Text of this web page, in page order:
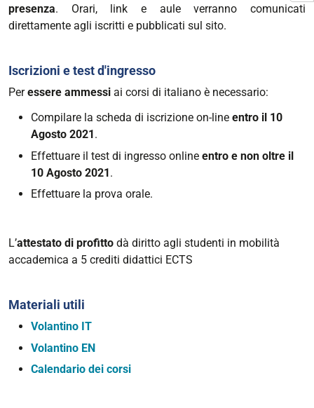
presenza. Orari, link e aule verranno comunicati
direttamente agli iscritti e pubblicati sul sito.
Iscrizioni e test d'ingresso
Peressere ammessi ai corsi di italiano è necessario:
Compilare la scheda di iscrizione on-line entro il 10
Agosto 2021 .
Effettuare il test di ingresso online entro e non oltre il
10 Agosto 2021.
Effettuare la prova orale.
L’attestato di profitto dà diritto agli studenti in mobilità
accademica a 5 crediti didattici ECTS
Materiali utili
Volantino IT
Volantino EN
Calendario dei corsi